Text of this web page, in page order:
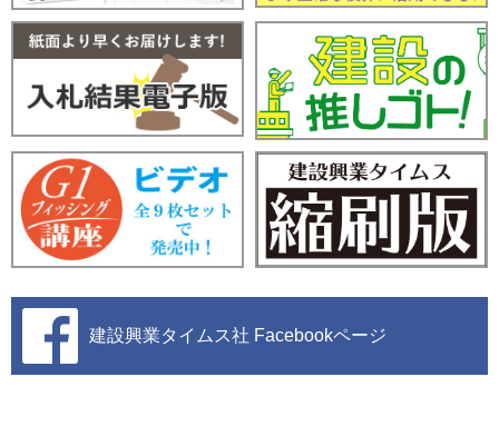
建設興業タイムス社 Facebookページ